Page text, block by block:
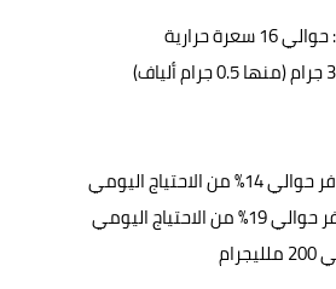
حرارية
اليومي
اليومي